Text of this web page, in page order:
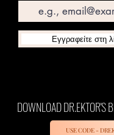
USE CODE -
DOWNLOAD DR.EKTOR'S